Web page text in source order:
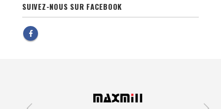
SUIVEZ-NOUS SUR FACEBOOK